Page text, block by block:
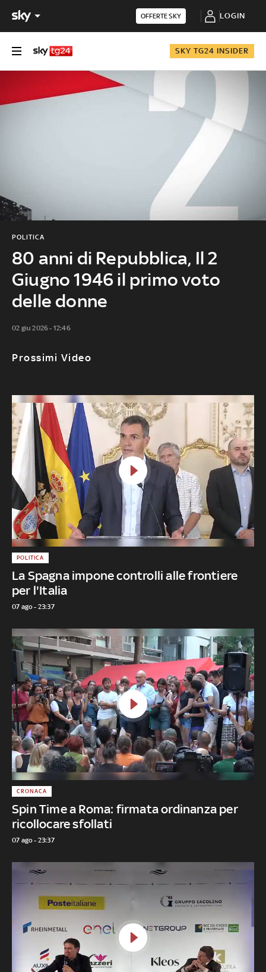
OFFERTE SKY LOGIN
SKY TG24 INSIDER
80 anni di Repubblica, Il 2
Giugno 1946 il primo voto
delle donne
POLITICA
02 giu 2026 - 12:46
Prossimi Video
La Spagna impone controlli alle frontiere
per l'Italia
POLITICA
07 ago - 23:37
Spin Time a Roma: firmata ordinanza per
ricollocare sfollati
CRONACA
07 ago - 23:37